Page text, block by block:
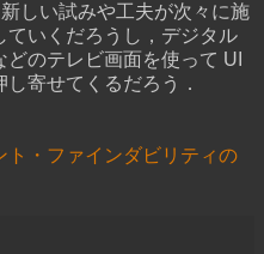
しい試みや工夫が次々に施
ていくだろうし，デジタル
のテレビ画面を使って UI
寄せてくるだろう．
ト・ファインダビリティの